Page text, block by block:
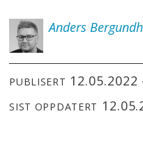
Anders
PUBLISERT
SIST OPPDATERT